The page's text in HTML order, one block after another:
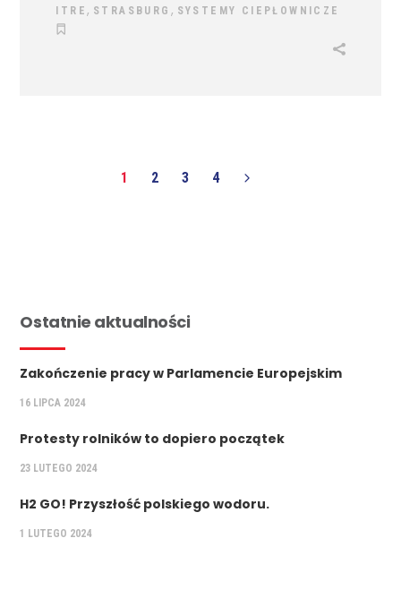
ITRE, STRASBURG , SYSTEMY CIEPŁOWNICZE
1 2 3 4
Ostatnie aktualności
Zakończenie pracy w Parlamencie Europejskim
16 LIPCA 2024
Protesty rolników to dopiero początek
23 LUTEGO 2024
H2 GO! Przyszłość polskiego wodoru.
1 LUTEGO 2024